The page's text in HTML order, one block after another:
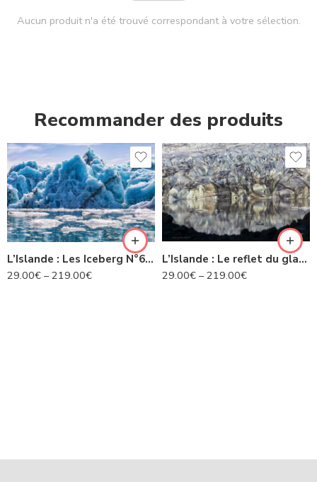
Aucun produit n'a été trouvé correspondant à votre sélection.
Recommander des produits
L’Islande : Les Iceberg N°63 IS
29.00€ –219.00€
L’Islande : Le reflet du glacier -N° 22 IS
29.00€ –219.00€